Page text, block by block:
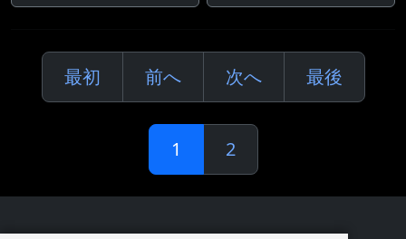
最初 前へ 次へ 最後
1 2